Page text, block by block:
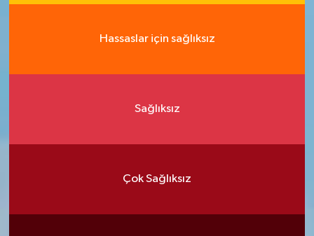
Hassaslar için sağlıksız
Sağlıksız
Çok Sağlıksız